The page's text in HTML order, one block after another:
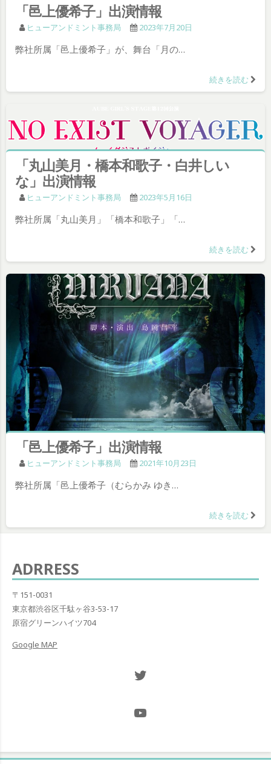
「邑上優希子」出演情報
ヒューアンドミント事務局 2023年7月20日
弊社所属「邑上優希子」が、舞台「月の…
続きを読む
「丸山美月・橋本和歌子・白井しい
な」出演情報
ヒューアンドミント事務局 2023年5月16日
弊社所属「丸山美月」「橋本和歌子」「…
続きを読む
「邑上優希子」出演情報
ヒューアンドミント事務局 2021年10月23日
弊社所属「邑上優希子（むらかみ ゆき…
続きを読む
ADRRESS
〒151-0031
東京都渋谷区千駄ヶ谷3-53-17
原宿グリーンハイツ704
Google MAP